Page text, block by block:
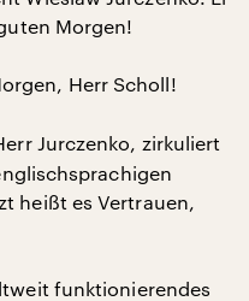
Morgen!
Herr Scholl!
Jurczenko, zirkuliert
heißt es Vertrauen,
funktionierendes